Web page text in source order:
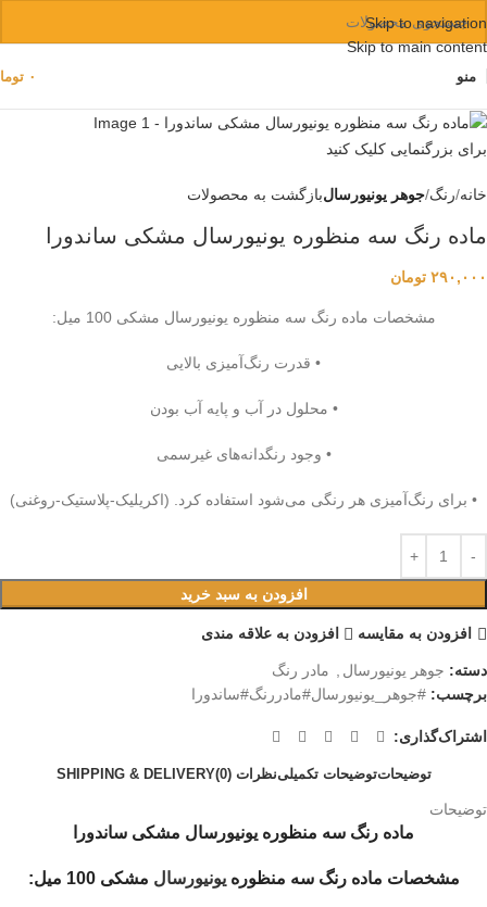
Skip to navigation
Skip to main content
منو ۰
برای بزرگنمایی کلیک کنید
خانه رنگ جوهر یونیورسالبازگشت به محصولات
ماده رنگ سه منظوره یونیورسال مشکی ساندورا
۲۹۰,۰۰۰ تومان
مشخصات ماده رنگ سه منظوره یونیورسال مشکی 100 میل:
• قدرت رنگ‌آمیزی بالایی
• محلول در آب و پایه آب بودن
• وجود رنگدانه‌های غیرسمی
• برای رنگ‌آمیزی هر رنگی می‌شود استفاده کرد. (اکریلیک-پلاستیک-روغنی)
افزودن به سبد خرید
افزودن به مقایسه افزودن به علاقه مندی
دسته: جوهر یونیورسال
مادر رنگ
برچسب: #جوهر_یونیورسال#مادررنگ#ساندورا
اشتراک‌گذاری:
توضیحاتتوضیحات تکمیلینظرات (0) SHIPPING & DELIVERY
توضیحات
ماده رنگ سه منظوره یونیورسال مشکی ساندورا
مشخصات ماده رنگ سه منظورهیونیورسال مشکی 100 میل: